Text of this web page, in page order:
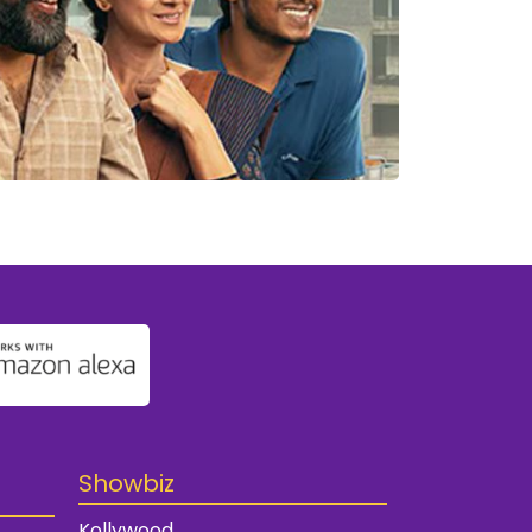
Showbiz